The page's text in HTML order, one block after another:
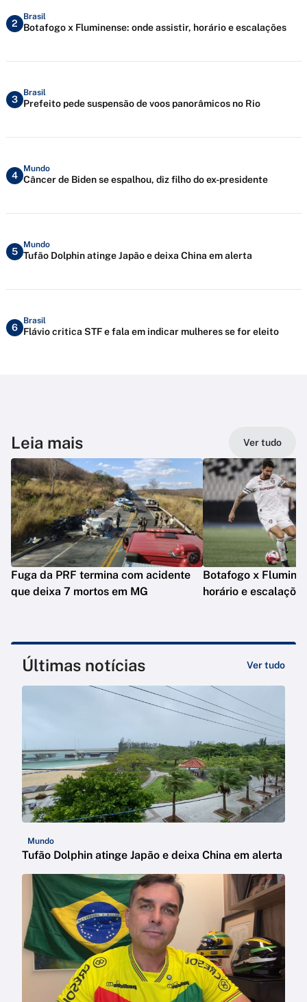
2
Brasil
Botafogo x Fluminense: onde assistir, horário e escalações
3
Brasil
Prefeito pede suspensão de voos panorâmicos no Rio
4
Mundo
Câncer de Biden se espalhou, diz filho do ex-presidente
5
Mundo
Tufão Dolphin atinge Japão e deixa China em alerta
6
Brasil
Flávio critica STF e fala em indicar mulheres se for eleito
Leia mais Ver tudo
Fuga da PRF termina com acidente
que deixa 7 mortos em MG
Botafogo x
horário e escalações
Últimas notícias Ver tudo
Mundo
Tufão Dolphin atinge Japão e deixa China em alerta